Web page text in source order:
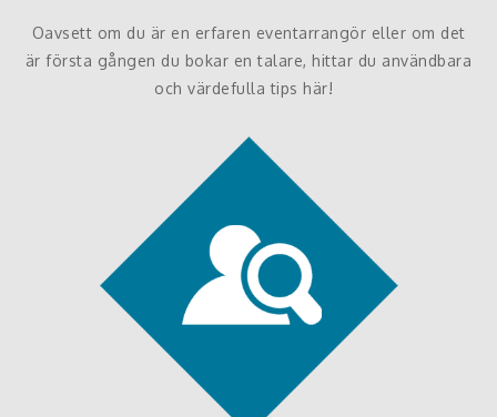
Oavsett om du är en erfaren eventarrangör eller om det
är första gången du bokar en talare, hittar du användbara
och värdefulla tips här!